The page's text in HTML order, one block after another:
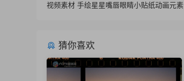
视频素材 手绘星星嘴唇眼睛小贴纸动画元素
猜你喜欢